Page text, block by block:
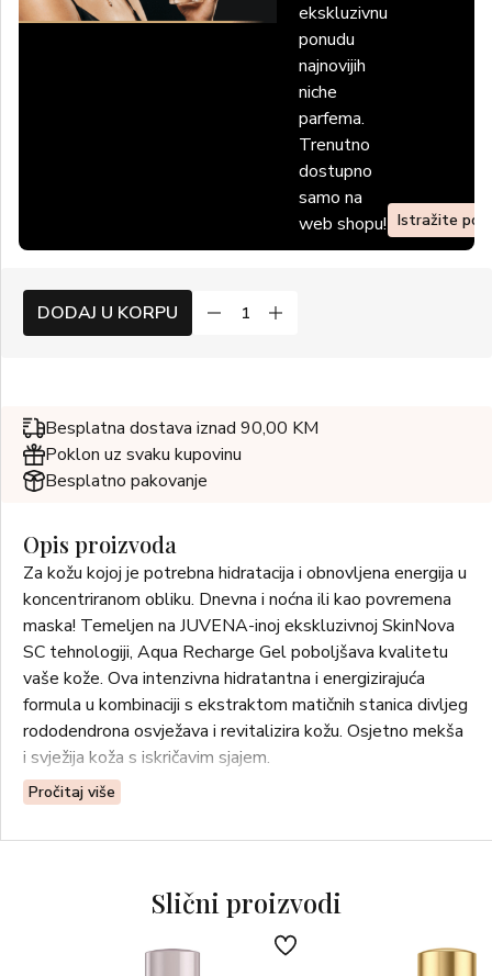
ekskluzivnu
ponudu
najnovijih
niche
parfema.
Trenutno
dostupno
samo na
web shopu! Istražite
DODAJ U KORPU
Besplatna dostava iznad 90,00 KM
Poklon uz svaku kupovinu
Besplatno pakovanje
Opis proizvoda
Za kožu kojoj je potrebna hidratacija i obnovljena energija u
koncentriranom obliku. Dnevna i noćna ili kao povremena
maska! Temeljen na JUVENA-inoj ekskluzivnoj SkinNova
SC tehnologiji, Aqua Recharge Gel poboljšava kvalitetu
vaše kože. Ova intenzivna hidratantna i energizirajuća
formula u kombinaciji s ekstraktom matičnih stanica divljeg
rododendrona osvježava i revitalizira kožu. Osjetno mekša
i svježija koža s iskričavim sjajem.
Upotreba: Nanesite na lice nakon čišćenja.
Svi tipovi kože.
Pročitaj više
Slični proizvodi